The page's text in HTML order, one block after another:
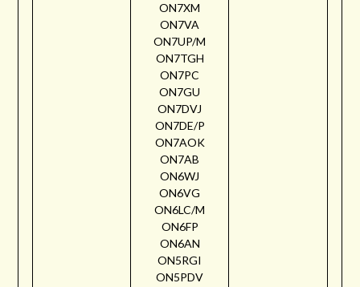
ON7XM
ON7VA
ON7UP/M
ON7TGH
ON7PC
ON7GU
ON7DVJ
ON7DE/P
ON7AOK
ON7AB
ON6WJ
ON6VG
ON6LC/M
ON6FP
ON6AN
ON5RGI
ON5PDV